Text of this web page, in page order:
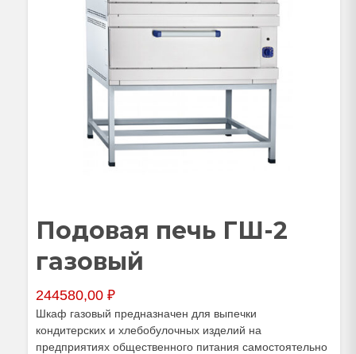
Подовая печь ГШ-2
газовый
244580,00 ₽
Шкаф газовый предназначен для выпечки
кондитерских и хлебобулочных изделий на
предприятиях общественного питания самостоятельно